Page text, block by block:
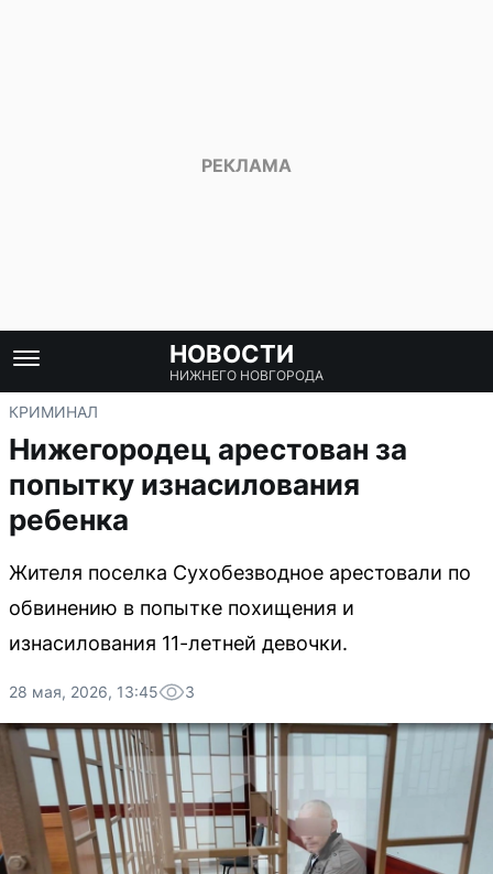
НОВОСТИ
НИЖНЕГО НОВГОРОДА
КРИМИНАЛ
Нижегородец арестован за
попытку изнасилования
ребенка
Жителя поселка Сухобезводное арестовали по
обвинению в попытке похищения и
изнасилования 11-летней девочки.
28 мая, 2026, 13:45 3